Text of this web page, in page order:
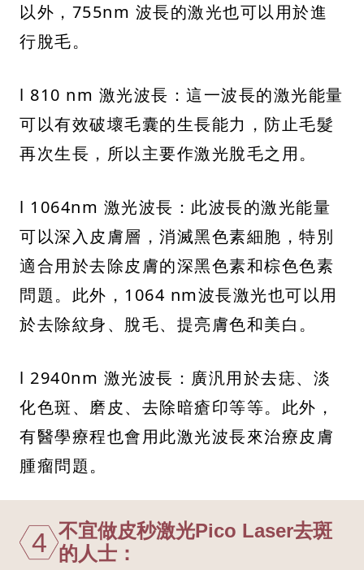
以外，755nm 波長的激光也可以用於進
行脫毛。
l 810 nm 激光波長：這一波長的激光能量
可以有效破壞毛囊的生長能力，防止毛髮
再次生長，所以主要作激光脫毛之用。
l 1064nm 激光波長：此波長的激光能量
可以深入皮膚層，消滅黑色素細胞，特別
適合用於去除皮膚的深黑色素和棕色色素
問題。此外，1064 nm波長激光也可以用
於去除紋身、脫毛、提亮膚色和美白。
l 2940nm 激光波長：廣汎用於去痣、淡
化色斑、磨皮、去除暗瘡印等等。此外，
有醫學療程也會用此激光波長來治療皮膚
腫瘤問題。
4 不宜做皮秒激光Pico Laser去斑
的人士：